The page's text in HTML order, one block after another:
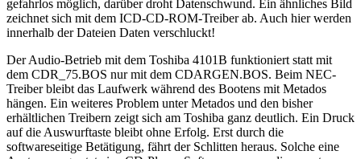
gefahrlos möglich, darüber droht Datenschwund. Ein ähnliches Bild
zeichnet sich mit dem ICD-CD-ROM-Treiber ab. Auch hier werden
innerhalb der Dateien Daten verschluckt!
Der Audio-Betrieb mit dem Toshiba 4101B funktioniert statt mit
dem CDR_75.BOS nur mit dem CDARGEN.BOS. Beim NEC-
Treiber bleibt das Laufwerk während des Bootens mit Metados
hängen. Ein weiteres Problem unter Metados und den bisher
erhältlichen Treibern zeigt sich am Toshiba ganz deutlich. Ein Druck
auf die Auswurftaste bleibt ohne Erfolg. Erst durch die
softwareseitige Betätigung, fährt der Schlitten heraus. Solche eine